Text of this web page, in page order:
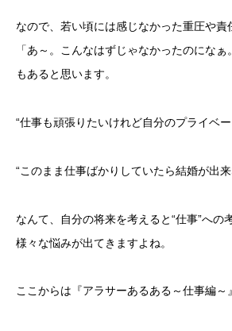
なので、若い頃には感じなかった重圧や責
「あ～。こんなはずじゃなかったのにな
もあると思います。
“仕事も頑張りたいけれど自分のプライベ
“このまま仕事ばかりしていたら結婚が出
なんて、自分の将来を考えると“仕事”への
様々な悩みが出てきますよね。
ここからは『アラサーあるある～仕事編